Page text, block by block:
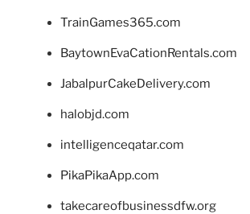
TrainGames365.com
BaytownEvaCationRentals.com
JabalpurCakeDelivery.com
halobjd.com
intelligenceqatar.com
PikaPikaApp.com
takecareofbusinessdfw.org